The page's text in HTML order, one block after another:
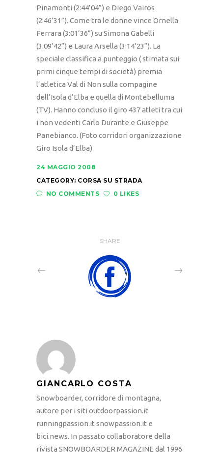
Pinamonti (2:44’04”) e Diego Vairos
(2:46’31”). Come tra le donne vince Ornella
Ferrara (3:01’36”) su Simona Gabelli
(3:09’42”) e Laura Arsella (3:14’23”). La
speciale classifica a punteggio ( stimata sui
primi cinque tempi di società) premia
l’atletica Val di Non sulla compagine
dell’Isola d’Elba e quella di Montebelluma
(TV). Hanno concluso il giro 437 atleti tra cui
i non vedenti Carlo Durante e Giuseppe
Panebianco. (Foto corridori organizzazione
Giro Isola d’Elba)
24 MAGGIO 2008
CATEGORY: CORSA SU STRADA
NO COMMENTS
0 LIKES
SHARE
GIANCARLO COSTA
Snowboarder, corridore di montagna,
autore per i siti outdoorpassion.it
runningpassion.it snowpassion.it e
bici.news. In passato collaboratore della
rivista SNOWBOARDER MAGAZINE dal 1996